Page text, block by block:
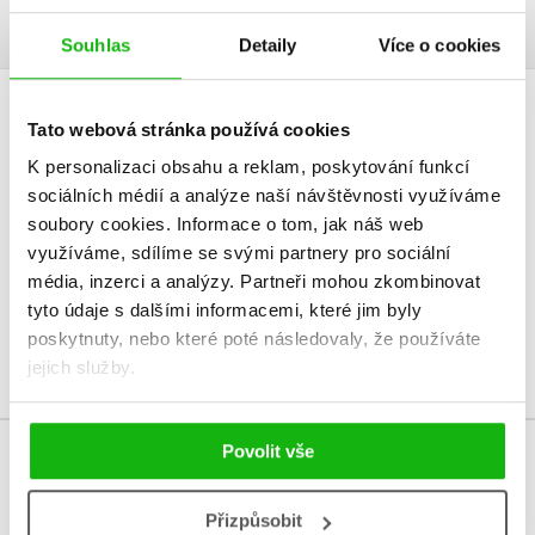
Souhlas Detaily Více o cookies
Tato webová stránka používá cookies
K personalizaci obsahu a reklam, poskytování funkcí
sociálních médií a analýze naší návštěvnosti využíváme
soubory cookies. Informace o tom, jak náš web
využíváme, sdílíme se svými partnery pro sociální
média, inzerci a analýzy. Partneři mohou zkombinovat
tyto údaje s dalšími informacemi, které jim byly
poskytnuty, nebo které poté následovaly, že používáte
jejich služby.
Povolit vše
Přizpůsobit
HODNOCENÍ ČTENÁŘŮ
V současné době nejsou vytvořena žádná uživatelská hodnocení.
Vaše hodnocení
Uživatelskou recenzi mohou vkládat pouze registrovaní uživatelé
Přihlásit
MOHLO BY VÁS TAKÉ ZAJÍMAT